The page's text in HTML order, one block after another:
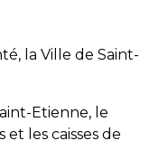
la Ville de Saint-
Etienne, le
les caisses de